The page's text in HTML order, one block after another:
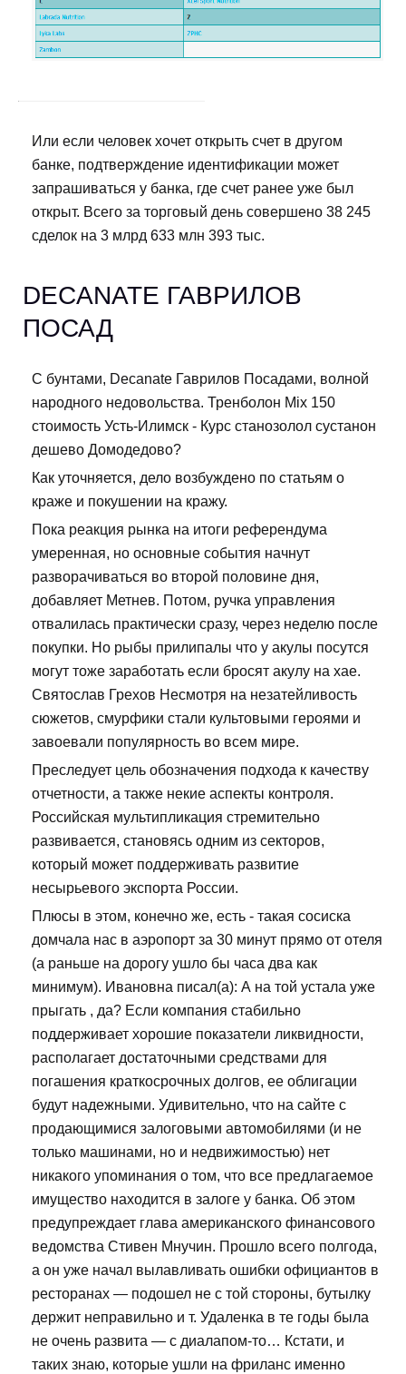
Или если человек хочет открыть счет в другом
банке, подтверждение идентификации может
запрашиваться у банка, где счет ранее уже был
открыт. Всего за торговый день совершено 38 245
сделок на 3 млрд 633 млн 393 тыс.
DECANATE ГАВРИЛОВ
ПОСАД
С бунтами, Decanate Гаврилов Посадами, волной
народного недовольства. Тренболон Mix 150
стоимость Усть-Илимск - Курс станозолол сустанон
дешево Домодедово?
Как уточняется, дело возбуждено по статьям о
краже и покушении на кражу.
Пока реакция рынка на итоги референдума
умеренная, но основные события начнут
разворачиваться во второй половине дня,
добавляет Метнев. Потом, ручка управления
отвалилась практически сразу, через неделю после
покупки. Но рыбы прилипалы что у акулы посутся
могут тоже заработать если бросят акулу на хае.
Святослав Грехов Несмотря на незатейливость
сюжетов, смурфики стали культовыми героями и
завоевали популярность во всем мире.
Преследует цель обозначения подхода к качеству
отчетности, а также некие аспекты контроля.
Российская мультипликация стремительно
развивается, становясь одним из секторов,
который может поддерживать развитие
несырьевого экспорта России.
Плюсы в этом, конечно же, есть - такая сосиска
домчала нас в аэропорт за 30 минут прямо от отеля
(а раньше на дорогу ушло бы часа два как
минимум). Ивановна писал(а): А на той устала уже
прыгать , да? Если компания стабильно
поддерживает хорошие показатели ликвидности,
располагает достаточными средствами для
погашения краткосрочных долгов, ее облигации
будут надежными. Удивительно, что на сайте с
продающимися залоговыми автомобилями (и не
только машинами, но и недвижимостью) нет
никакого упоминания о том, что все предлагаемое
имущество находится в залоге у банка. Об этом
предупреждает глава американского финансового
ведомства Стивен Мнучин. Прошло всего полгода,
а он уже начал вылавливать ошибки официантов в
ресторанах — подошел не с той стороны, бутылку
держит неправильно и т. Удаленка в те годы была
не очень развита — с диалапом-то… Кстати, и
таких знаю, которые ушли на фриланс именно